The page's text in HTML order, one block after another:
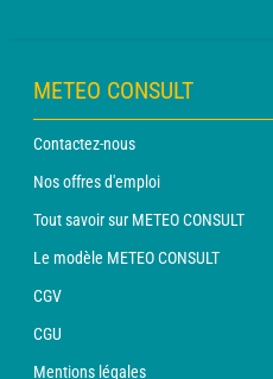
METEO CONSULT
Contactez-nous
Nos offres d'emploi
Tout savoir sur METEO CONSULT
Le modèle METEO CONSULT
CGV
CGU
Mentions légales